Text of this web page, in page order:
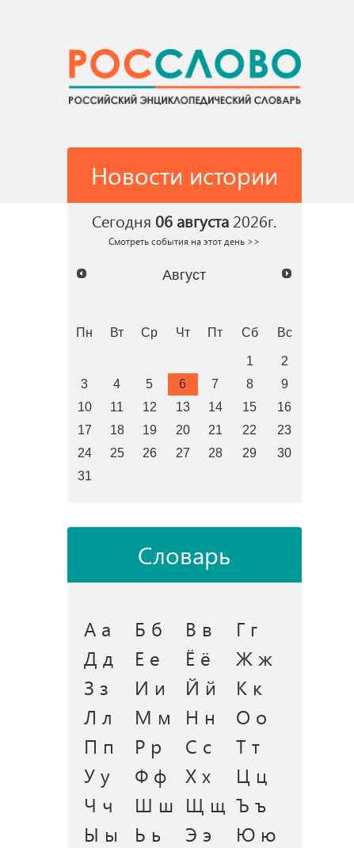
Новости истории
Сегодня 06 августа 2026г.
Смотреть события на этот день >>
Август
Пн Вт Ср Чт Пт Сб Вс
1
2
3
4 5 6 7 8
9
10
11 12 13 14 15
16
17
18 19 20 21 22
23
24
25 26 27 28 29
30
31
Словарь
А а Б б В в
Г г
Д д
Е е Ё ё
Ж ж
З з
И и Й й
К к
Л л
М м Н н
О о
П п
Р р С с
Т т
У у
Ф ф Х х
Ц ц
Ч ч
Ш ш Щ щ Ъ ъ
Ы ы
Ь ь Э э
Ю ю